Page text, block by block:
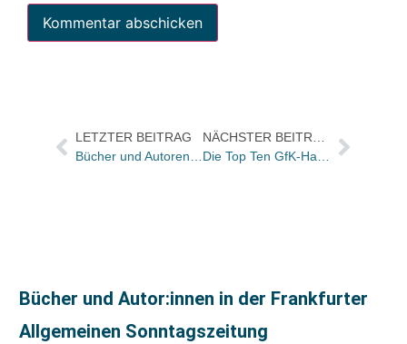
LETZTER BEITRAG
Bücher und Autor:innen in der Frankfurter
Allgemeinen Sonntagszeitung